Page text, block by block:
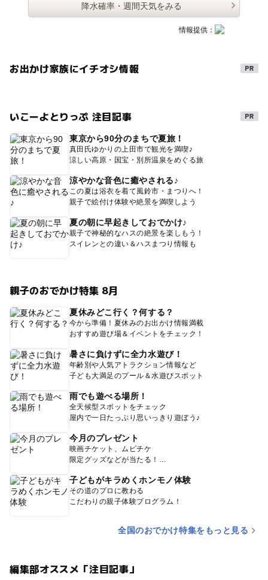
降水確率・週間天気をみる
情報提供：
お出かけ家族にイチオシ情報
いこーよとりっぷ 注目記事
東京から90分のまちで夏旅！
真田氏ゆかりの上田市で観光を満喫♪
涼しい高原・国宝・別所温泉をめぐる旅
涼やかな音色に癒やされる♪
この夏は浴衣を着て風鈴市・まつりへ！
親子で絵付け体験や絶景を満喫しよう
夏の朝に早起きしておでかけ♪
親子で神秘的なハスの絶景を楽しもう！
スイレンとの違い＆ハスまつり情報も
親子のおでかけ特集 8月
夏休みどこ行く？何する？
今から準備！夏休みのお出かけ情報満載
おすすめ遊び場＆イベントをチェック！
暑さに負けずに全力水遊び！
年齢別や人気アトラクション情報など
子ども大満足のプール＆水遊びスポット
雨でも遊べる場所！
全天候型スポットをチェック
屋内で一日たっぷり思いっきり遊ぼう♪
今月のプレゼント
映画チケット、ムビチケ
限定グッズなどが当たる！
子どもがキラめくホンモノ体験
その道のプロに教わる
こだわりの親子体験プログラム！
全国のおでかけ特集をもっと見る
編集部オススメ「注目記事」